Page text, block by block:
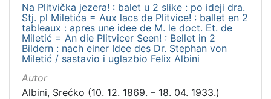
Na Plitvička jezera! : balet u 2 slike : po ideji dra.
Stj. pl Miletića = Aux lacs de Plitvice! : ballet en 2
tableaux : apres une idee de M. le doct. Et. de
Miletić = An die Plitvicer Seen! : Bellet in 2
Bildern : nach einer Idee des Dr. Stephan von
Miletić / sastavio i uglazbio Felix Albini
Autor
Albini, Srećko (10. 12. 1869. – 18. 04. 1933.)